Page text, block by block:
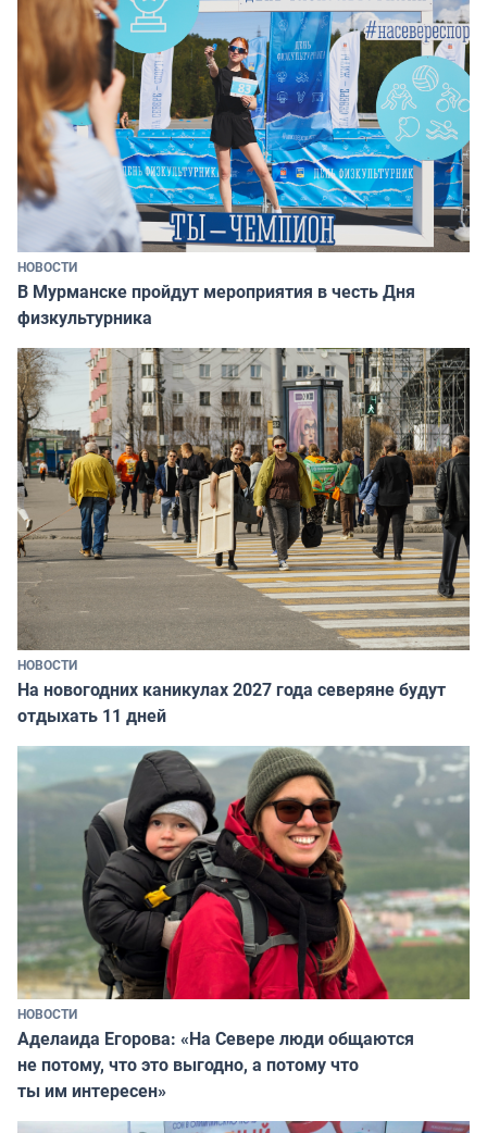
НОВОСТИ
В Мурманске пройдут мероприятия в честь Дня
физкультурника
НОВОСТИ
На новогодних каникулах 2027 года северяне будут
отдыхать 11 дней
НОВОСТИ
Аделаида Егорова: «На Севере люди общаются
не потому, что это выгодно, а потому что
ты им интересен»